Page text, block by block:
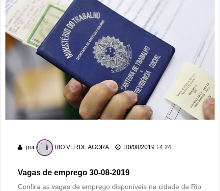
Homem é detido por violência doméstica no Setor
Gameleira
Polícia Militar recupera bicicleta furtada e prende suspeito
em flagrante em Montividiu
Menos é Mais faz show gratuito hoje em Rio Verde na festa
dos 178 anos da cidade
PM recaptura dois foragidos em Rio Verde
Rio Verde encara o Bom Jesus às 10h de domingo em jogo
Dois homens são presos suspeitos de tráfico de drogas em
comércio de sucatas em Rio Verde
por RIO VERDE AGORA 30/08/2019 14:24
Vagas de emprego 30-08-2019
Confira as vagas de emprego disponíveis na cidade de Rio